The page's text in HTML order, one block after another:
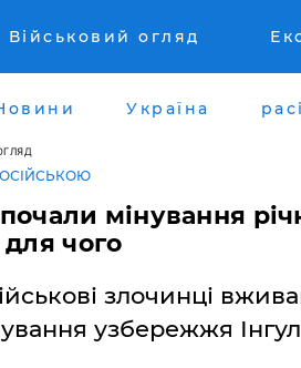
Військовий огляд
Україна
мінування
чого
злочинці
узбережжя